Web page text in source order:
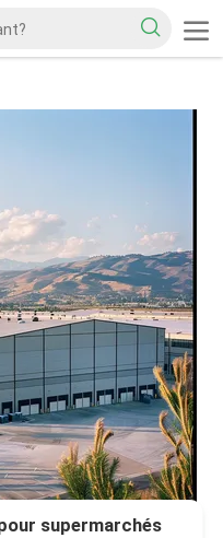
supermarchés